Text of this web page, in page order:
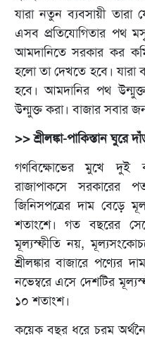
যারা নতুন ব্যবসায়ী তারা
এসব প্রতিযোগিতার পথ
আমদানিতে সরকার কর
হলো তা দেখতে হবে। যারা
হবে। আমদানির পথ
উন্মুক্ত করা। বাজার সবার
>> শ্রীলঙ্কা-পাকিস্তান ঘুরে
গণবিক্ষোভের মুখে দুই
রাজাপাকসে সরকারের
জিনিসপত্রের দাম বেড়ে
শতাংশে। গত বছরের
মূল্যস্ফীতি নয়,
শ্রীলঙ্কার বাজারে পণ্যের
নভেম্বরে এসে দেশটির
১০ শতাংশ।
কয়েক বছর ধরে চরম